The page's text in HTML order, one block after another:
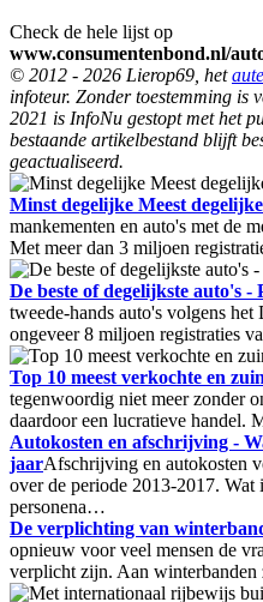
Check de hele lijst op
www.consumentenbond.nl/
© 2012 - 2026 Lierop69, het
infoteur. Zonder toestemming is
2021 is InfoNu gestopt met het
bestaande artikelbestand blijft
geactualiseerd.
Minst degelijke Meest
mankementen en auto's met de
Met meer dan 3 miljoen
De beste of degelijkste auto's
tweede-hands auto's volgens
ongeveer 8 miljoen registraties
Top 10 meest verkochte en
tegenwoordig niet meer zonder
daardoor een lucratieve handel.
Autokosten en afschrijving -
jaarAfschrijving en autokosten
over de periode 2013-2017. Wat
personena…
De verplichting van
opnieuw voor veel mensen de
verplicht zijn. Aan